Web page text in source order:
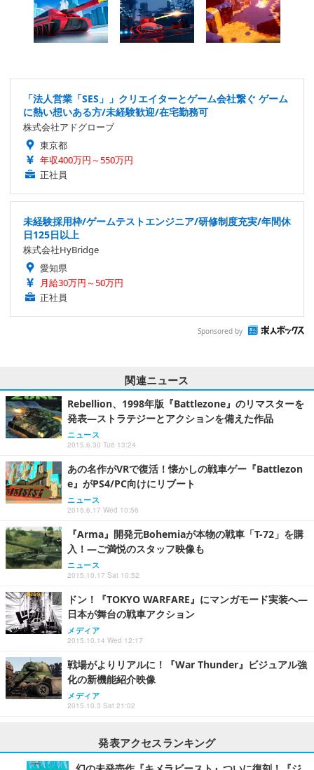
「法人営業「SES」」クリエイターとゲーム会社繋ぐ ゲーム
に熱い想いある方/未経験歓迎/在宅勤務可
株式会社アドグローブ
東京都
年収400万円～550万円
正社員
未経験採用枠/ゲームテストエンジニア/研修制度充実/年間休
日125日以上
株式会社HyBridge
愛知県
月給30万円～50万円
正社員
Sponsored by
関連ニュース
Rebellion、1998年版『Battlezone』のリマスターを
発表―ストラテジーとアクションを備えた作品
ニュース
2015.6.30 Tue 13:24
あの名作がVRで復活！懐かしの戦車ゲー『Battlezon
e』がPS4/PC向けにリブート
ニュース
2015.6.17 Wed 10:56
『Arma』開発元Bohemiaが本物の戦車「T-72」を購
入！―ご満悦のスタッフ映像も
ニュース
2015.10.17 Sat 10:52
ドン！『TOKYO WARFARE』にマンガモード実装へ―
日本が舞台の戦車アクション
メディア
2015.10.14 Wed 12:17
戦場がよりリアルに！『War Thunder』ビジュアル強
化の新機能紹介映像
メディア
2015.10.3 Sat 21:02
発表アクセスランキング
幻の未発売作『キメラビースト』ついに復刻！『ジ